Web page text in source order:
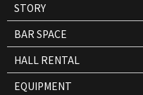
STORY
BAR SPACE
HALL RENTAL
EQUIPMENT